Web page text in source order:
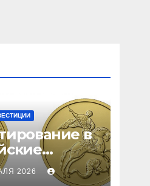
в
монеты:
2026